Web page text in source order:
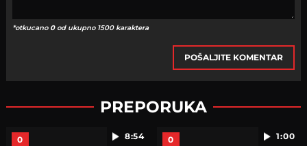
*otkucano 0 od ukupno 1500 karaktera
POŠALJITE KOMENTAR
PREPORUKA
8:54
0 1:00
0